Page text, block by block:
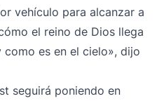
vehículo para alcanzar a
el reino de Dios llega
es en el cielo», dijo
seguirá poniendo en